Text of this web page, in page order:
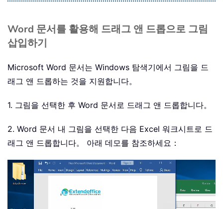
Word 문서를 활용해 드래그 앤 드롭으로 그림
삽입하기
Microsoft Word 문서는 Windows 탐색기에서 그림을 드
래그 앤 드롭하는 것을 지원합니다。
1. 그림을 선택한 후 Word 문서로 드래그 앤 드롭합니다。
2. Word 문서 내 그림을 선택한 다음 Excel 워크시트로 드
래그 앤 드롭합니다。 아래 데모를 참조하세요：